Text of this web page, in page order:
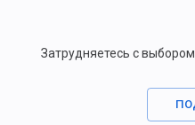
Затрудняетесь с